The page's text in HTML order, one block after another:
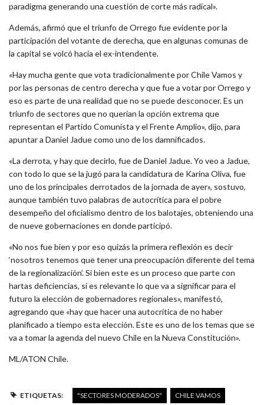
paradigma generando una cuestión de corte más radical».
Además, afirmó que el triunfo de Orrego fue evidente por la
participación del votante de derecha, que en algunas comunas de
la capital se volcó hacia el ex-intendente.
«Hay mucha gente que vota tradicionalmente por Chile Vamos y
por las personas de centro derecha y que fue a votar por Orrego y
eso es parte de una realidad que no se puede desconocer. Es un
triunfo de sectores que no querían la opción extrema que
representan el Partido Comunista y el Frente Amplio», dijo, para
apuntar a Daniel Jadue como uno de los damnificados.
«La derrota, y hay que decirlo, fue de Daniel Jadue. Yo veo a Jadue,
con todo lo que se la jugó para la candidatura de Karina Oliva, fue
uno de los principales derrotados de la jornada de ayer», sostuvo,
aunque también tuvo palabras de autocrítica para el pobre
desempeño del oficialismo dentro de los balotajes, obteniendo una
de nueve gobernaciones en donde participó.
«No nos fue bien y por eso quizás la primera reflexión es decir
‘nosotros tenemos que tener una preocupación diferente del tema
de la regionalización’. Si bien este es un proceso que parte con
hartas deficiencias, sí es relevante lo que va a significar para el
futuro la elección de gobernadores regionales», manifestó,
agregando que «hay que hacer una autocrítica de no haber
planificado a tiempo esta elección. Este es uno de los temas que se
va a tomar la agenda del nuevo Chile en la Nueva Constitución».
ML/ATON Chile.
ETIQUETAS: "SECTORES MODERADOS"
CHILE VAMOS